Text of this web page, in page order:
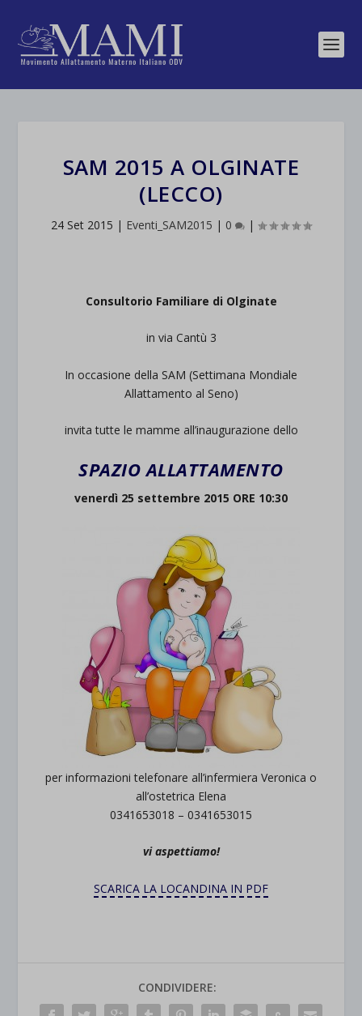
SAM 2015 A OLGINATE
(LECCO)
24 Set 2015 | Eventi_SAM2015 | 0 |
Consultorio Familiare di Olginate
in via Cantù 3
In occasione della SAM (Settimana Mondiale
Allattamento al Seno)
invita tutte le mamme all’inaugurazione dello
SPAZIO ALLATTAMENTO
venerdì 25 settembre 2015 ORE 10:30
per informazioni telefonare all’infermiera Veronica o
all’ostetrica Elena
0341653018 – 0341653015
vi aspettiamo!
SCARICA LA LOCANDINA IN PDF
CONDIVIDERE: